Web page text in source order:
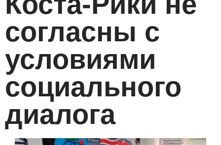
согласны с
условиями
социального
диалога